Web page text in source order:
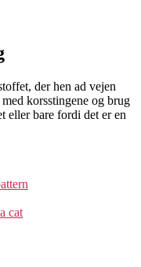
der hen ad vejen
korsstingene og brug
eller bare fordi det er en